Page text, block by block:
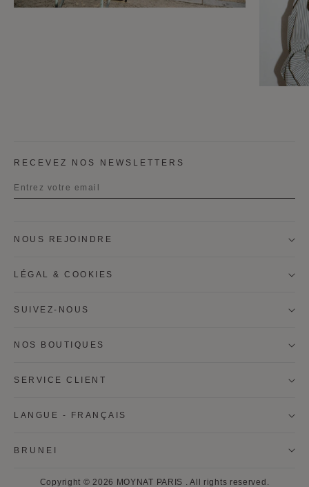
RECEVEZ NOS NEWSLETTERS
Nom
Je souhaite être contacté par courrier pour recevoir la
* S'INSCRIRE
* En cliquant sur "s'inscrire", je consens à l'ultilisation de mes
NOS BOUTIQUES
SERVICE CLIENT
NOUS REJOINDRE
LÉGAL & COOKIES
SUIVEZ-NOUS
LANGUE - FRANÇAIS
BRUNEI
Copyright © 2026 MOYNAT PARIS .All rights reserved.